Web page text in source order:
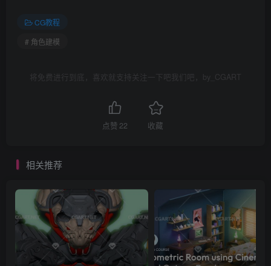
CG教程
# 角色建模
将免费进行到底，喜欢就支持关注一下吧我们吧，by_CGART
点赞22 收藏
相关推荐